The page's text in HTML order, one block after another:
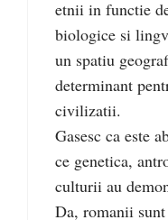
etnii in functie
biologice si
un spatiu
determinant
civilizatii.
Gasesc ca este
ce genetica,
culturii au
Da, romanii